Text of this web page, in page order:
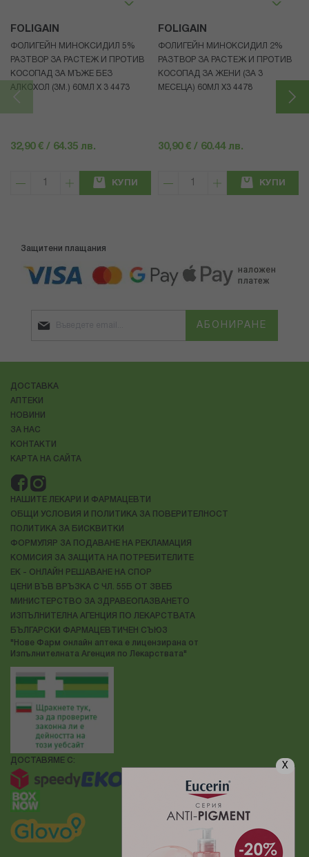
X
FOLIGAIN
ФОЛИГЕЙН МИНОКСИДИЛ 5%
РАЗТВОР ЗА РАСТЕЖ И ПРОТИВ
КОСОПАД ЗА МЪЖЕ БЕЗ
АЛКОХОЛ (3М.) 60МЛ X 3 4473
32,90 € / 64.35 лв.
КУПИ
FOLIGAIN
ФОЛИГЕЙН МИНОКСИДИЛ 2%
РАЗТВОР ЗА РАСТЕЖ И ПРОТИВ
КОСОПАД ЗА ЖЕНИ (ЗА 3
МЕСЕЦА) 60МЛ X3 4478
30,90 € / 60.44 лв.
КУПИ
Защитени плащания
АБОНИРАНЕ
ДОСТАВКА
АПТЕКИ
НОВИНИ
ЗА НАС
КОНТАКТИ
КАРТА НА САЙТА
НАШИТЕ ЛЕКАРИ И ФАРМАЦЕВТИ
ОБЩИ УСЛОВИЯ И ПОЛИТИКА ЗА ПОВЕРИТЕЛНОСТ
ПОЛИТИКА ЗА БИСКВИТКИ
ФОРМУЛЯР ЗА ПОДАВАНЕ НА РЕКЛАМАЦИЯ
КОМИСИЯ ЗА ЗАЩИТА НА ПОТРЕБИТЕЛИТЕ
ЕК - ОНЛАЙН РЕШАВАНЕ НА СПОР
ЦЕНИ ВЪВ ВРЪЗКА С ЧЛ. 55Б ОТ ЗВЕБ
МИНИСТЕРСТВО ЗА ЗДРАВЕОПАЗВАНЕТО
ИЗПЪЛНИТЕЛНА АГЕНЦИЯ ПО ЛЕКАРСТВАТА
БЪЛГАРСКИ ФАРМАЦЕВТИЧЕН СЪЮЗ
"Нове Фарм онлайн аптека е лицензирана от
Изпълнителната Агенция по Лекарствата"
ДОСТАВЯМЕ С: